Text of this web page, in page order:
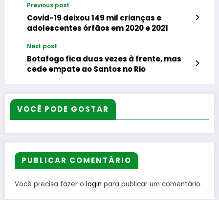
Previous post
Covid-19 deixou 149 mil crianças e
adolescentes órfãos em 2020 e 2021
Next post
Botafogo fica duas vezes à frente, mas
cede empate ao Santos no Rio
VOCÊ PODE GOSTAR
PUBLICAR COMENTÁRIO
Você precisa fazer o login para publicar um comentário.